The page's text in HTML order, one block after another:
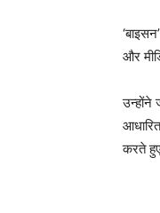
और
उन्होंने
करते